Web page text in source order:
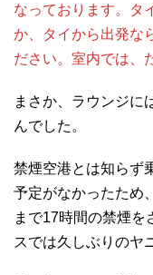
なっております。タ
か、タイから出発な
ださい。室内では、
まさか、ラウンジに
んでした。
禁煙空港とは知らず
予定がなかったため
まで17時間の禁煙を
スでは久しぶりのヤ